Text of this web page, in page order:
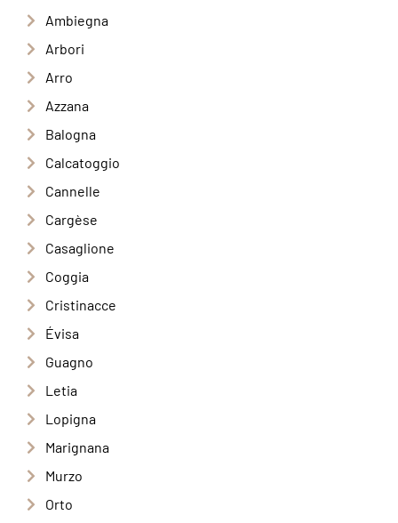
Ambiegna
Arbori
Arro
Azzana
Balogna
Calcatoggio
Cannelle
Cargèse
Casaglione
Coggia
Cristinacce
Évisa
Guagno
Letia
Lopigna
Marignana
Murzo
Orto